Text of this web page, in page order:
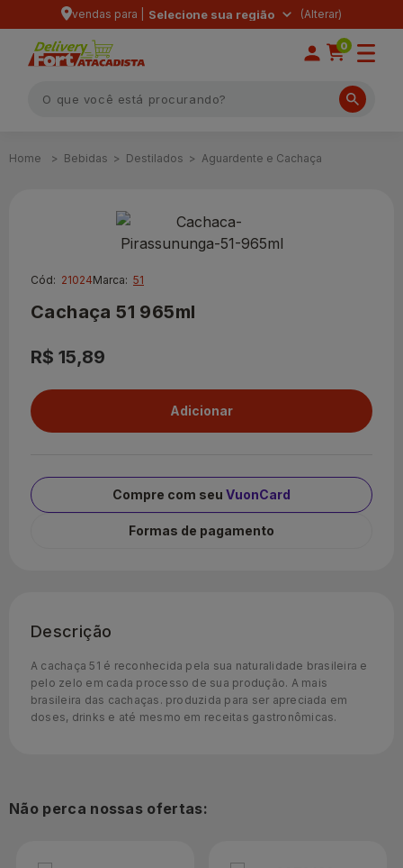
vendas para | Selecione sua região
0
Bebidas Destilados Aguardente e Cachaça
Cód: 21024Marca: 51
Cachaça 51 965ml
R$ 15,89
Compre com seu VuonCard
Formas de pagamento
Descrição
A cachaça 51 é reconhecida pela sua naturalidade brasileira e
pelo zelo em cada processo de sua produção. A mais
brasileira das cachaças. produzida para ser apreciada em
doses, drinks e até mesmo em receitas gastronômicas.
Não perca nossas ofertas: